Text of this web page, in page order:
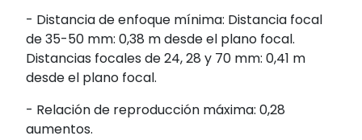
- Distancia de enfoque mínima: Distancia focal
de 35-50 mm: 0,38 m desde el plano focal.
Distancias focales de 24, 28 y 70 mm: 0,41 m
desde el plano focal.
- Relación de reproducción máxima: 0,28
aumentos.